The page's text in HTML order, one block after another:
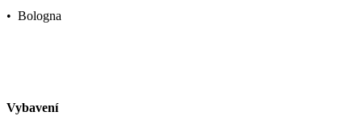
• Bologna
Vybavení